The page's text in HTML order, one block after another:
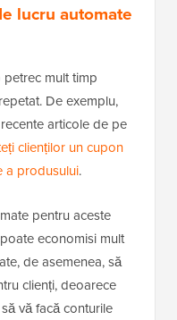
lucru automate
mult timp
De exemplu,
articole de pe
clienților un cupon
a produsului.
pentru aceste
economisi mult
de asemenea, să
clienți, deoarece
vă facă conturile